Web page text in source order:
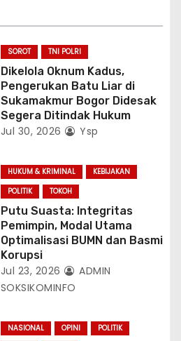
SOROT TNI POLRI
Dikelola Oknum Kadus,
Pengerukan Batu Liar di
Sukamakmur Bogor Didesak
Segera Ditindak Hukum
Jul 30, 2026 Ysp
HUKUM & KRIMINAL
KEBIJAKAN
POLITIK
TOKOH
Putu Suasta: Integritas
Pemimpin, Modal Utama
Optimalisasi BUMN dan Basmi
Korupsi
Jul 23, 2026
ADMIN
SOKSIKOMINFO
NASIONAL OPINI
POLITIK